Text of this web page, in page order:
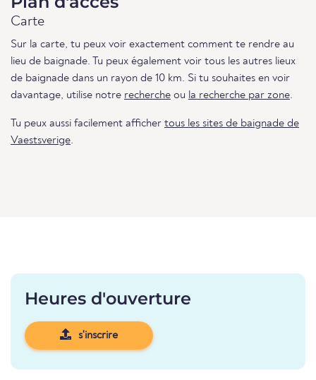
Carte
Sur la carte, tu peux voir exactement comment te rendre au
lieu de baignade. Tu peux également voir tous les autres lieux
de baignade dans un rayon de 10 km. Si tu souhaites en voir
davantage, utilise notre recherche ou la recherche par zone.
Tu peux aussi facilement afficher tous les sites de baignade de
Vaestsverige.
Heures d'ouverture
s'inscrire